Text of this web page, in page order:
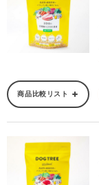
商品比較リスト